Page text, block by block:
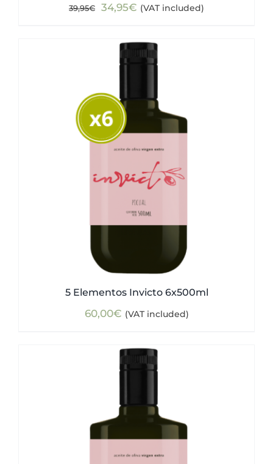
39,95€
Original
was:
39,95€.
34,95€ Current
is:
34,95€.
(VAT included)
5 Elementos Invicto 6x500ml
60,00€ (VAT included)